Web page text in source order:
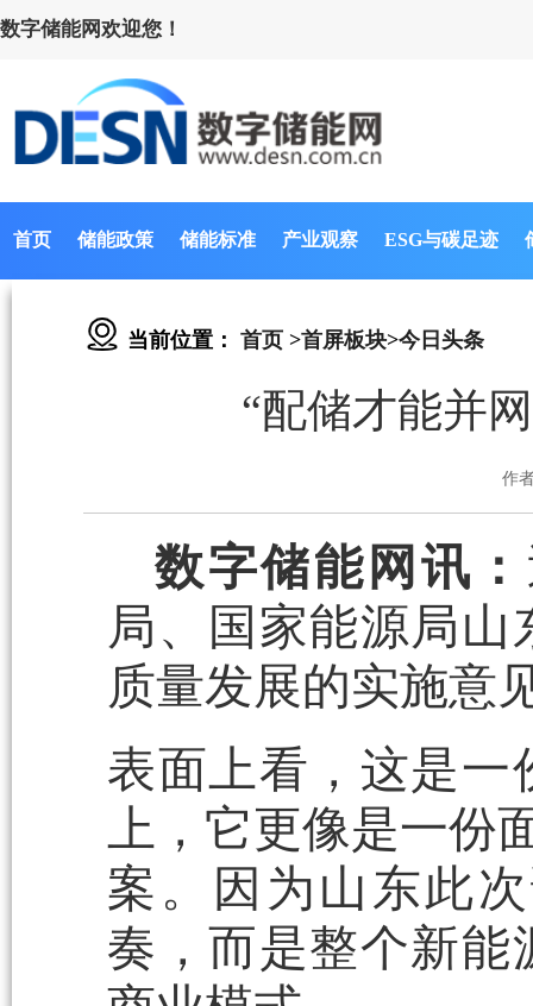
数字储能网欢迎您！
首页 储能政策 储能标准 产业观察 ESG与碳足迹
当前位置： 首页 >首屏板块>今日头条
“配储才能并
作
数字储能网讯：
局、国家能源局
质量发展的实施意
表面上看，这是一
上，它更像是一份
案。因为山东此
奏，而是整个新能